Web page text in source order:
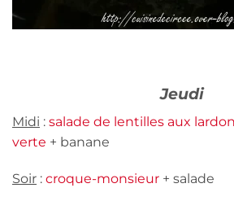
Jeudi
Midi : salade de lentilles aux
verte + banane
Soir : croque-monsieur + salade